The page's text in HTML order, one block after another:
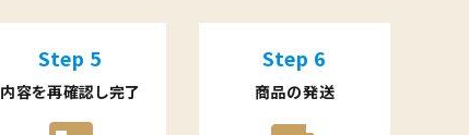
Step 5
内容を再確認し完了
Step 6
商品の発送